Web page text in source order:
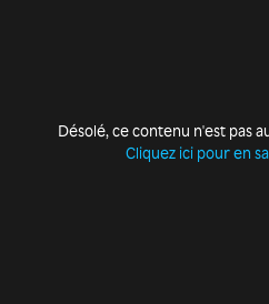
Désolé, ce contenu n'est pas
Cliquez ici pour en